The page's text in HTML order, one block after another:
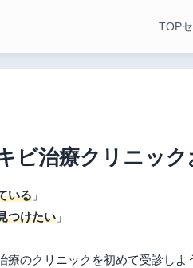
TOP
ビ治療クリニッ
いる 」
つけたい 」
のクリニックを初めて受診しよ